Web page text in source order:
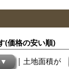
(価格の安い順)
▼ | 土地面積が